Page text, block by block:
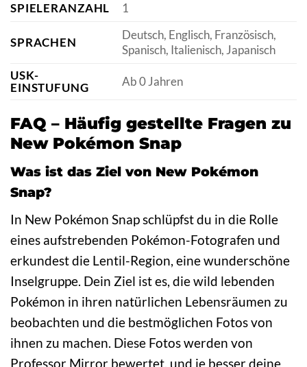
SPIELERANZAHL
1
SPRACHEN
Deutsch, Englisch, Französisch,
Spanisch, Italienisch, Japanisch
USK-
EINSTUFUNG
Ab 0 Jahren
FAQ – Häufig gestellte Fragen zu
New Pokémon Snap
Was ist das Ziel von New Pokémon
Snap?
In New Pokémon Snap schlüpfst du in die Rolle
eines aufstrebenden Pokémon-Fotografen und
erkundest die Lentil-Region, eine wunderschöne
Inselgruppe. Dein Ziel ist es, die wild lebenden
Pokémon in ihren natürlichen Lebensräumen zu
beobachten und die bestmöglichen Fotos von
ihnen zu machen. Diese Fotos werden von
Professor Mirror bewertet, und je besser deine